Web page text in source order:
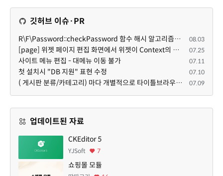
깃허브 이슈·PR
R\F\Password::checkPassword 함수 해시 알고리즘을 암시적으로 호출하는 경우 Argon2id 해시 비교 실패 08.03
[page] 위젯 페이지 편집 화면에서 위젯이 Context의 module_info를 덮어쓰면 저장이 ERR_ACT_IS_NOT_STANDALONE으로 실패 07.25
사이트 메뉴 편집 - 대메뉴 이동 불가 07.11
첫 설치시 "DB 지원" 표현 수정 07.10
( 게시판 분류/카테고리) 마다 개별적으로 타이틀브라우저 제목 및 seo설명 넣을 수 있으면 어떨지 해서 글 등록해봅니다. 07.09
업데이트된 자료
CKEditor 5
YJSoft 7
쇼핑몰 모듈